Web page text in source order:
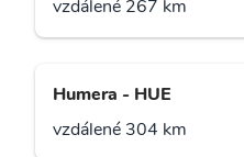
vzdálené 267 km
Humera - HUE
vzdálené 304 km